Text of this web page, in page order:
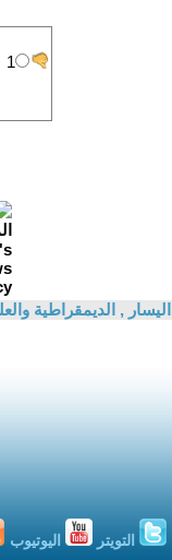
اليسار , الديمقراطية
التويتر اليوتيوب